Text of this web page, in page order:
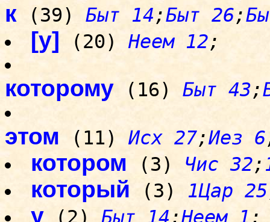
к (39) Быт 14;Быт 26;
[у] (20) Неем 12;
которому (16) Быт 43;
этом (11) Исх 27;Иез 6
котором (3) Чис 32;
который (3) 1Цар 25
у(2) Быт 14;Неем 1 ;